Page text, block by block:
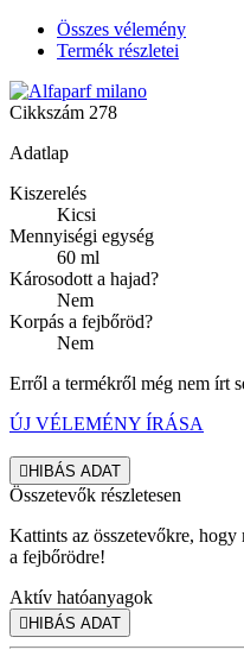
Összes vélemény
Termék részletei
Cikkszám 278
Adatlap
Kiszerelés
Kicsi
Mennyiségi egység
60 ml
Károsodott a hajad?
Nem
Korpás a fejbőröd?
Nem
Erről a termékről még nem írt
ÚJ VÉLEMÉNY ÍRÁSA
HIBÁS ADAT
Összetevők részletesen
Kattints az összetevőkre, hogy
a fejbőrödre!
Aktív hatóanyagok
HIBÁS ADAT